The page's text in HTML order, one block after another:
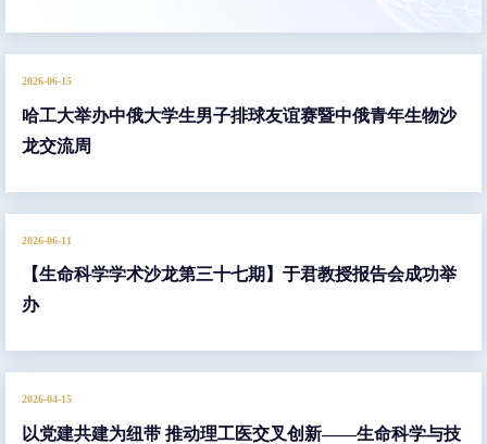
师工作部部长岳会敏出席活动。
2026-06-15
哈工大举办中俄大学生男子排球友谊赛暨中俄青年生物沙
龙交流周
2026-06-11
【生命科学学术沙龙第三十七期】于君教授报告会成功举
办
2026-04-15
以党建共建为纽带 推动理工医交叉创新——生命科学与技